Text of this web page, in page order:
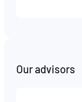
Our advisors